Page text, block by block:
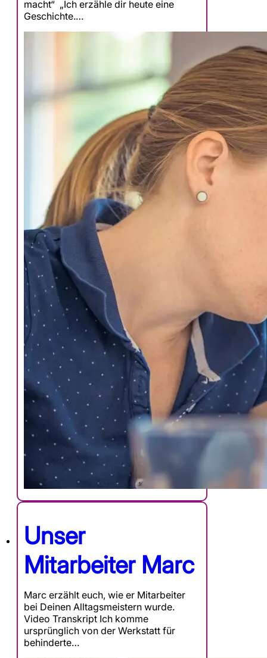
macht“ „Ich erzähle dir heute eine
Geschichte.…
Unser
Mitarbeiter Marc
Marc erzählt euch, wie er Mitarbeiter
bei Deinen Alltagsmeistern wurde.
Video Transkript Ich komme
ursprünglich von der Werkstatt für
behinderte…